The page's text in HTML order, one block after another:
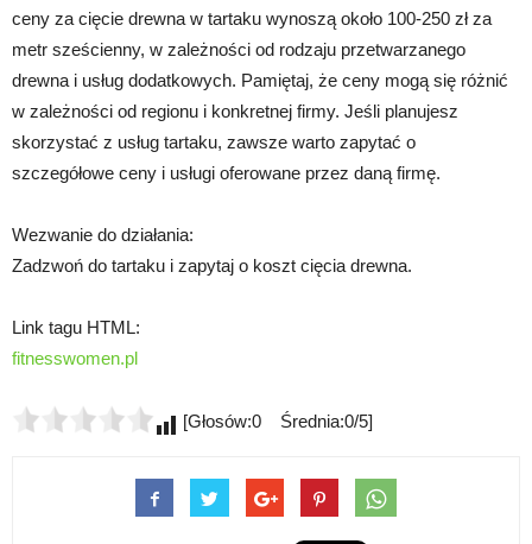
ceny za cięcie drewna w tartaku wynoszą około 100-250 zł za
metr sześcienny, w zależności od rodzaju przetwarzanego
drewna i usług dodatkowych. Pamiętaj, że ceny mogą się różnić
w zależności od regionu i konkretnej firmy. Jeśli planujesz
skorzystać z usług tartaku, zawsze warto zapytać o
szczegółowe ceny i usługi oferowane przez daną firmę.
Wezwanie do działania:
Zadzwoń do tartaku i zapytaj o koszt cięcia drewna.
Link tagu HTML:
fitnesswomen.pl
[Głosów:0 Średnia:0/5]